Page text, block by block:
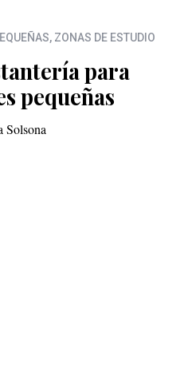
, ZONAS DE ESTUDIO
para
pequeñas
Solsona